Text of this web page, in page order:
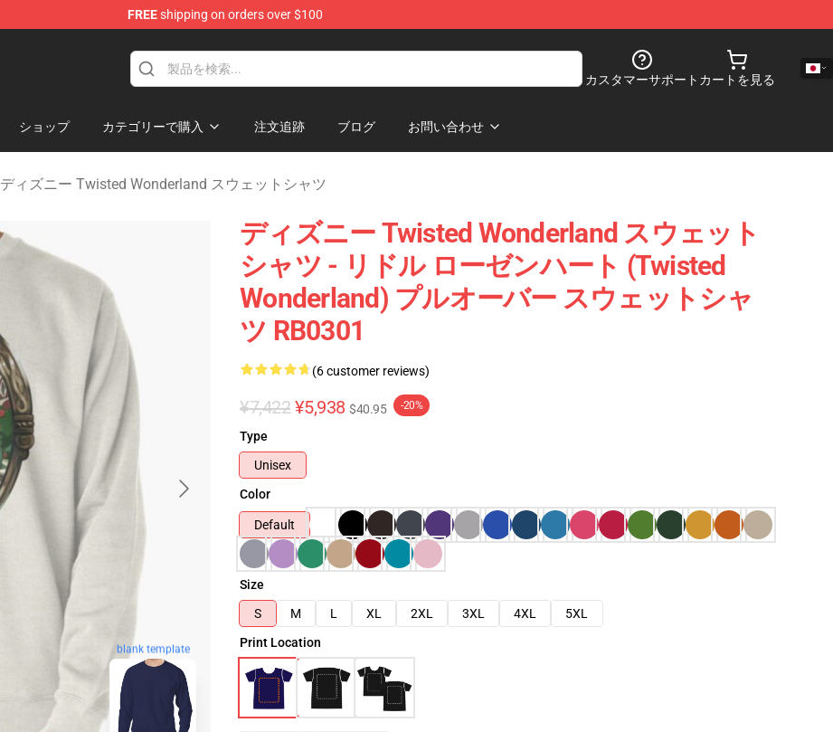
FREEshipping on orders over $100
カスタマーサポート カートを見る
ショップ カテゴリーで購入 注文追跡 ブログ お問い合わせ
ディズニー Twisted Wonderland スウェットシャツ
blank template
ディズニー Twisted Wonderland スウェット
シャツ - リドル ローゼンハート (Twisted
Wonderland) プルオーバー スウェットシャ
ツ RB0301
(6 customer reviews)
¥7,422 ¥5,938 $40.95 -20%
Type
Unisex
Color
Default
Size
S
M L XL 2XL 3XL 4XL
5XL
Print Location